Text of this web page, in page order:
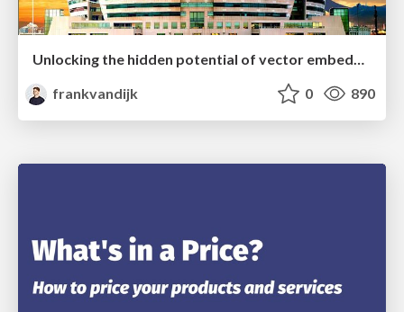
Unlocking the hidden potential of vector embeddings in international SEO
frankvandijk
0 890